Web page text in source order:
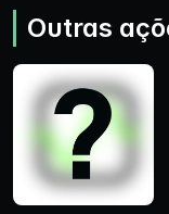
Outras